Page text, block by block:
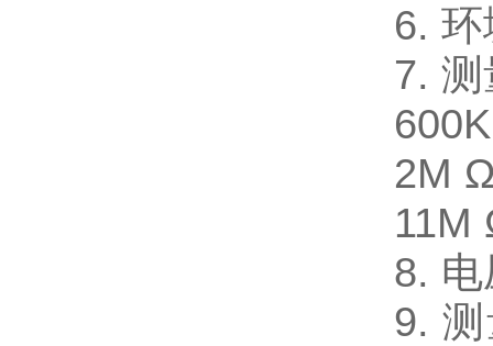
6.
7.
2M
11M
8.
9.